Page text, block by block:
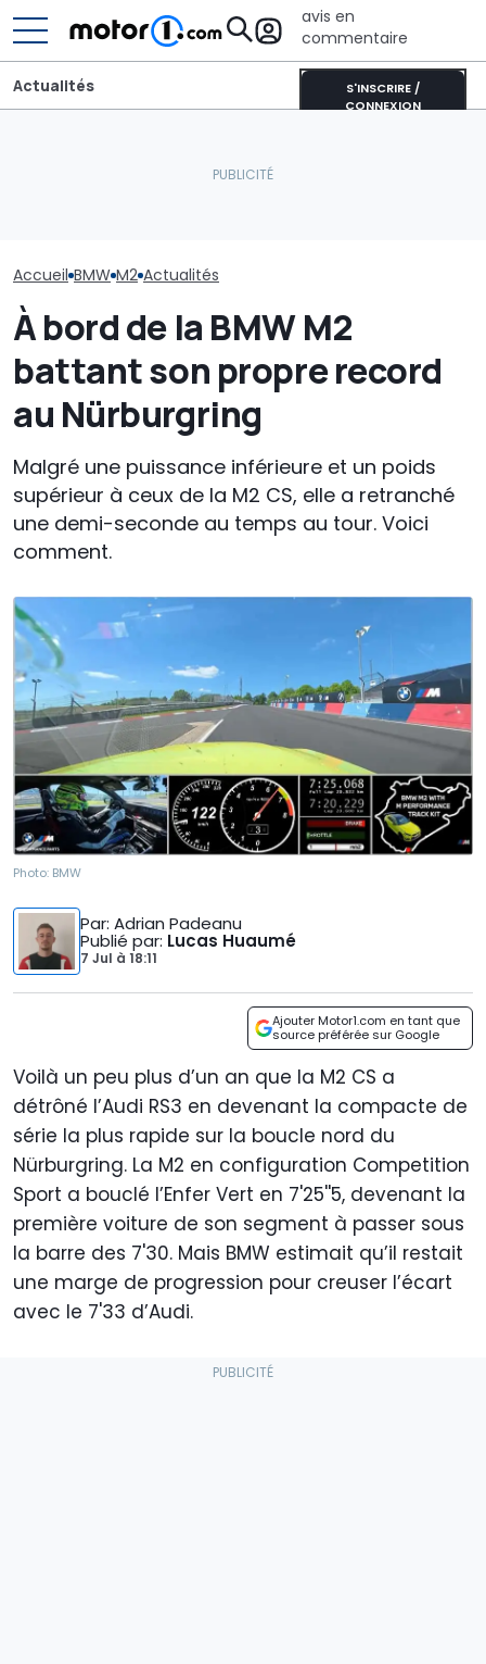
avis en
commentaire
S'INSCRIRE /
CONNEXION
Actualités
Accueil BMW M2 Actualités
À bord de la BMW M2
battant son propre record
au Nürburgring
Malgré une puissance inférieure et un poids
supérieur à ceux de la M2 CS, elle a retranché
une demi-seconde au temps au tour. Voici
comment.
Photo: BMW
Par: Adrian Padeanu
Publié par: Lucas Huaumé
7 Jul à 18:11
Ajouter Motor1.com en tant que
source préférée sur Google
Voilà un peu plus d’un an que la M2 CS a
détrôné l’Audi RS3 en devenant la compacte de
série la plus rapide sur la boucle nord du
Nürburgring. La M2 en configuration Competition
Sport a bouclé l’Enfer Vert en 7'25''5, devenant la
première voiture de son segment à passer sous
la barre des 7'30. Mais BMW estimait qu’il restait
une marge de progression pour creuser l’écart
avec le 7'33 d’Audi.